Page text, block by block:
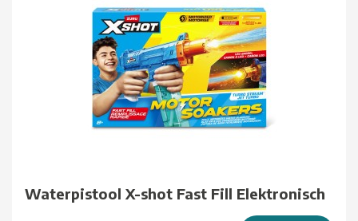
Waterpistool X-shot Fast Fill Elektronisch